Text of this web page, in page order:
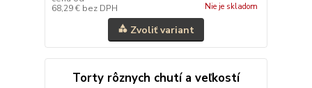
68,29 € bez DPH Nie je skladom
Zvoliť variant
Torty rôznych chutí a veľkostí